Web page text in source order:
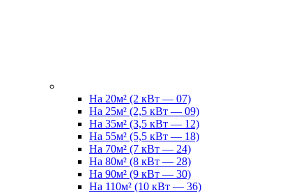
На 20м² (2 кВт — 07)
На 25м² (2,5 кВт — 09)
На 35м² (3,5 кВт — 12)
На 55м² (5,5 кВт — 18)
На 70м² (7 кВт — 24)
На 80м² (8 кВт — 28)
На 90м² (9 кВт — 30)
На 110м² (10 кВт — 36)